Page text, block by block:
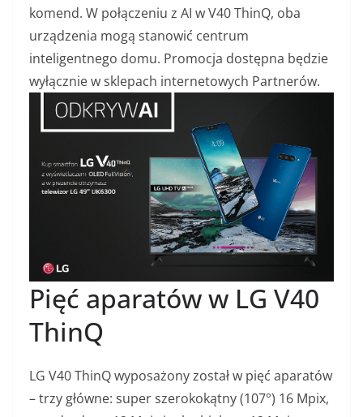
komend. W połączeniu z AI w V40 ThinQ, oba
urządzenia mogą stanowić centrum
inteligentnego domu. Promocja dostępna będzie
wyłącznie w sklepach internetowych Partnerów.
Pięć aparatów w LG V40
ThinQ
LG V40 ThinQ wyposażony został w pięć aparatów
– trzy główne: super szerokokątny (107°) 16 Mpix,